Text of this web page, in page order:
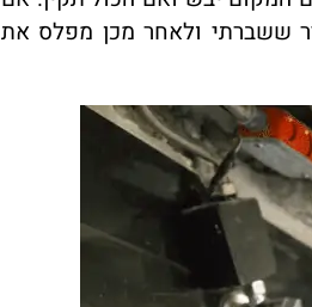
ששברתי ולאחר מכן מפלס את